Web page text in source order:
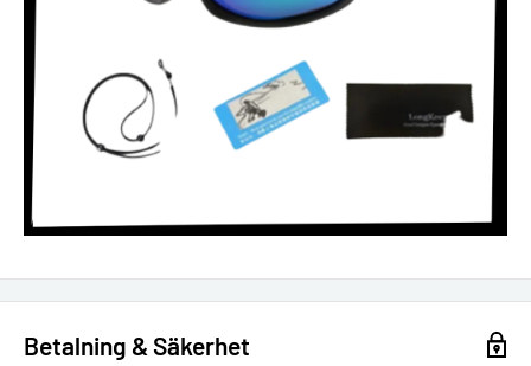
Betalning & Säkerhet